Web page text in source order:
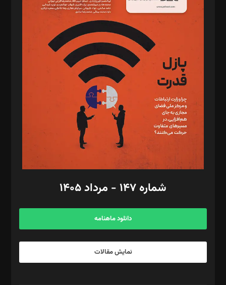
د‌بیر حقوق فناوری: حسام‌الدین ایپکچی
د‌بیر پیوست جهان: مینا پاکدل
د‌بیر تحریریه آنلاین: بابک نقاش
تحریریه‌: مجتبی محمود‌ی، آرش برهمند، یسنا امان‌پور، سروش کرمیان،
مصطفی مسجدی آرانی، ابوالفضل رجبی، زهرا فکرانه، فائزه فتحی
رستمی،مصطفی باستان
ویرایش: نگار استاد‌‌آقا
طراح یونیفرم: مجید توکلی
فیلمبرداری و عکاسی: امیر شفیعی، مانی لطفی زاده
گرافیک و صفحه‌آرایی: سید‌سبحان‌علی ثابت
مد‌یر توسعه تجاری: کامبیز برید‌
امور مالی: شاپور رهبری، محمد‌ کاظمی‌نیا
آگهی و مشترکین: ۰۹۱۹۹۹۹۰۴۵۴
شماره ۱۴۷ - مرداد ۱۴۰۵
دانلود ماهنامه
نمایش مقالات